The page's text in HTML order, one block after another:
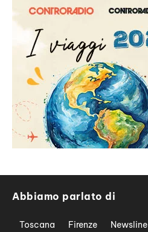
Abbiamo parlato di
Toscana Firenze Newsline